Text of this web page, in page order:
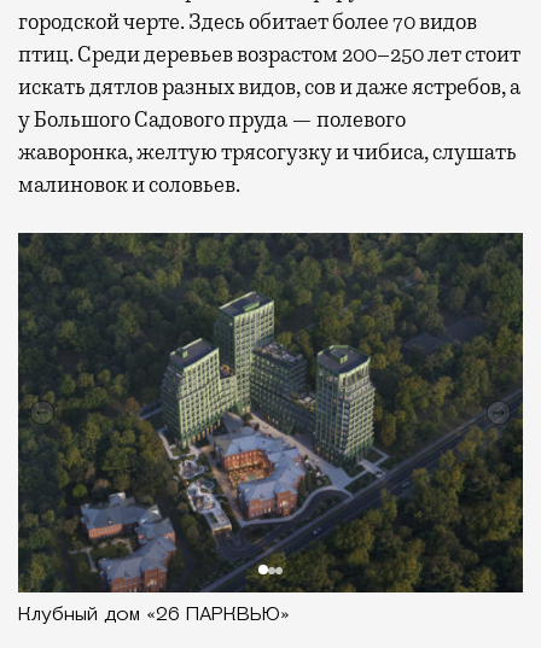
городской черте. Здесь обитает более 70 видов
птиц. Среди деревьев возрастом 200–250 лет стоит
искать дятлов разных видов, сов и даже ястребов, а
у Большого Садового пруда — полевого
жаворонка, желтую трясогузку и чибиса, слушать
малиновок и соловьев.
Клубный дом «26 ПАРКВЬЮ»